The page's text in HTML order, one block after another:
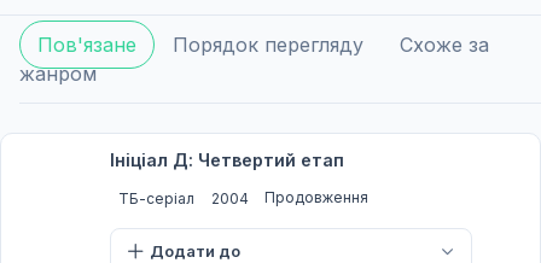
Пов'язане Порядок перегляду
Схоже за
жанром
Ініціал Д: Четвертий етап
ТБ-серіал 2004 Продовження
Додати до